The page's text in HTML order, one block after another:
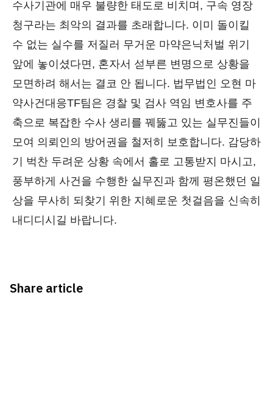
수사기관에 매우 불량한 태도로 비치며, 구속 영장
청구라는 최악의 결과를 초래합니다. 이미 돌이킬
수 없는 실수를 저질러 무거운 마약은닉처벌 위기
앞에 놓이셨다면, 혼자서 섣부른 변명으로 상황을
모면하려 해서는 결코 안 됩니다. 법무법인 오현 마
약사건대응TF팀은 경찰 및 검사 역임 변호사를 주
축으로 복잡한 수사 생리를 꿰뚫고 있는 실무진들이
모여 의뢰인의 방어권을 철저히 보호합니다. 감당하
기 벅찬 두려운 상황 속에서 홀로 고통받지 마시고,
풍부하게 사건을 수행한 실무진과 함께 평온했던 일
상을 무사히 되찾기 위한 지혜로운 첫걸음을 신속히
내디디시길 바랍니다.
Share article